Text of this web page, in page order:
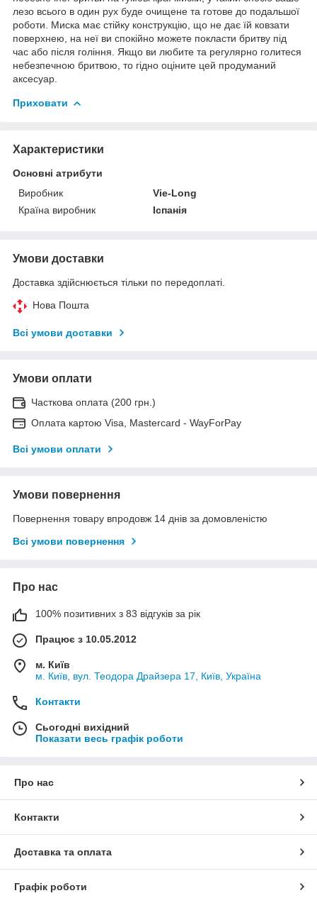
лезо всього в один рух буде очищене та готове до подальшої
роботи. Миска має стійку конструкцію, що не дає їй ковзати
поверхнею, на неї ви спокійно можете покласти бритву під
час або після гоління. Якщо ви любите та регулярно голитеся
небезпечною бритвою, то гідно оціните цей продуманий
аксесуар.
Приховати
Характеристики
Основні атрибути
Виробник
Vie-Long
Країна виробник
Іспанія
Умови доставки
Доставка здійснюється тільки по передоплаті.
Нова Пошта
Всі умови доставки
Умови оплати
Часткова оплата (200 грн.)
Оплата картою Visa, Mastercard - WayForPay
Всі умови оплати
Умови повернення
Повернення товару впродовж 14 днів за домовленістю
Всі умови повернення
Про нас
100% позитивних з 83 відгуків за рік
Працює з 10.05.2012
м. Київ
м. Київ, вул. Теодора Драйзера 17, Київ, Україна
Контакти
Сьогодні вихідний
Показати весь графік роботи
Про нас
Контакти
Доставка та оплата
Графік роботи